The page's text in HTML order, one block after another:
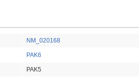
NM_020168
PAK6
PAK5